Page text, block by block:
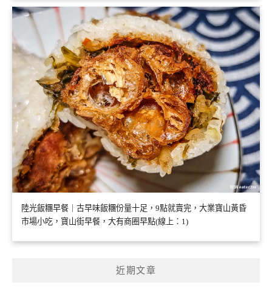
陸光飯糰早餐｜古早味飯糰份量十足，9點就賣完，大業寶山黃昏
市場小吃，寶山街早餐，大有商圈早點(線上：1)
近期文章